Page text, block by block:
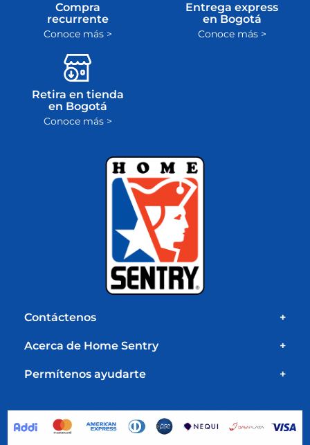
Compra
recurrente
Conoce más >
Entrega express
en Bogotá
Conoce más >
Retira en tienda
en Bogotá
Conoce más >
Contáctenos +
Acerca de Home Sentry +
Permítenos ayudarte +